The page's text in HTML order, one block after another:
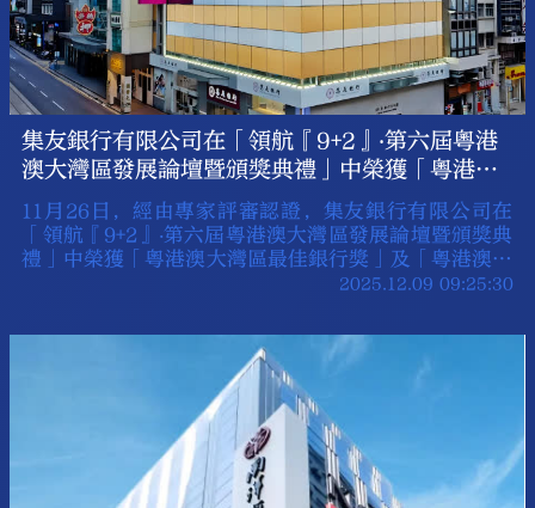
集友銀行有限公司在「領航『9+2』‧第六屆粵港
澳大灣區發展論壇暨頒獎典禮」中榮獲「粵港澳
大灣區最佳銀行獎」及「粵港澳大灣區最佳金融
服務獎」
11月26日，經由專家評審認證，集友銀行有限公司在
「領航『9+2』‧第六屆粵港澳大灣區發展論壇暨頒獎典
禮」中榮獲「粵港澳大灣區最佳銀行獎」及「粵港澳大
灣區最佳金融服務獎」此兩項榮譽。2025.12.09 09:25:30